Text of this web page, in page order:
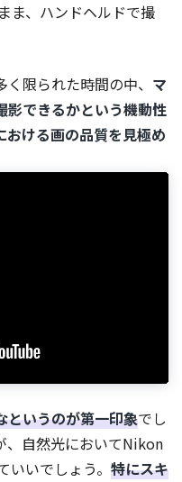
ま、ハンドヘルドで撮
限られた時間の中、 マ
影できるかという機動性
おける画の品質を見極め
というのが第一印象でし
、自然光においてNikon
いでしょう。 特にスキ